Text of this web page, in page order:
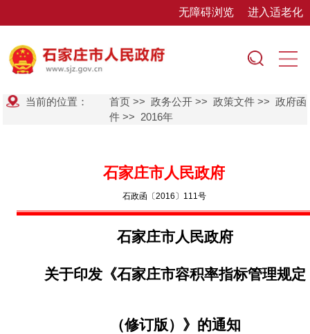
无障碍浏览 进入适老化
当前的位置： 首页 >>政务公开 >>政策文件 >>政府函
件 >> 2016年
石家庄市人民政府
石政函〔2016〕111号
石家庄市人民政府
关于印发《石家庄市容积率指标管理规定
（修订版）》的通知